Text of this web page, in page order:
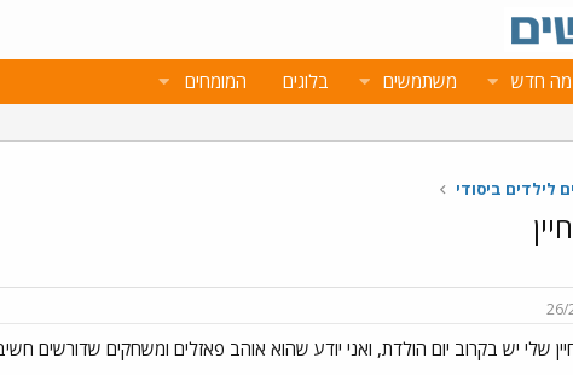
מה חדש משתמשים בלוגים המומחים
לילדים ביסודי
26/
שלי יש בקרוב יום הולדת, ואני יודע שהוא אוהב פאזלים ומשחקים שדורשים